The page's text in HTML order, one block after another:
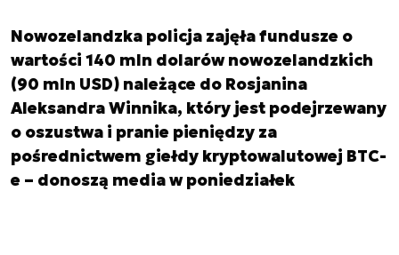
Nowozelandzka policja zajęła fundusze o
wartości 140 mln dolarów nowozelandzkich
(90 mln USD) należące do Rosjanina
Aleksandra Winnika, który jest podejrzewany
o oszustwa i pranie pieniędzy za
pośrednictwem giełdy kryptowalutowej BTC-
e – donoszą media w poniedziałek